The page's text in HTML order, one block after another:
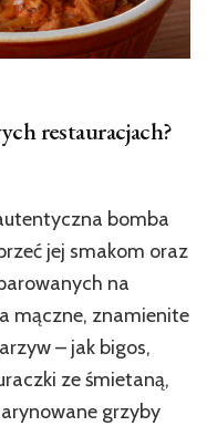
restauracjach?
bomba
jej smakom oraz
na
mączne, znamienite
– jak bigos,
ze śmietaną,
grzyby